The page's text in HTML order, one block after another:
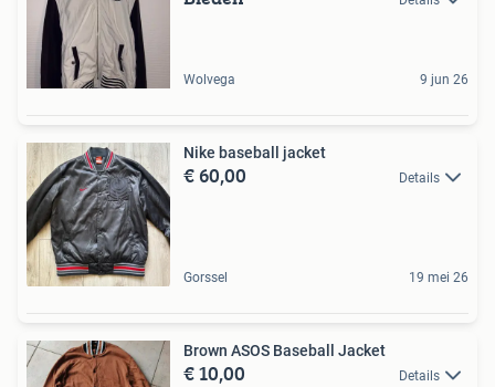
Wolvega 9 jun 26
Nike baseball jacket
€ 60,00 Details
Gorssel 19 mei 26
Brown ASOS Baseball Jacket
€ 10,00 Details